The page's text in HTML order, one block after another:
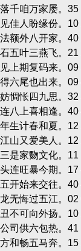
千咱万家屡。35
佳人盼缘份。10
额外八开家。40
五叶三燕飞。21
上期复码来。09
六尾也出来。09
惆怅四九思。
八上喜相逢。
生计春和夏。12
山又爱美人。12
是家覅文化。
连旺暴今期。
开始来交往。
无悔过五江。
不可向外扬。
司供六包热。41
和畅五马奔。15